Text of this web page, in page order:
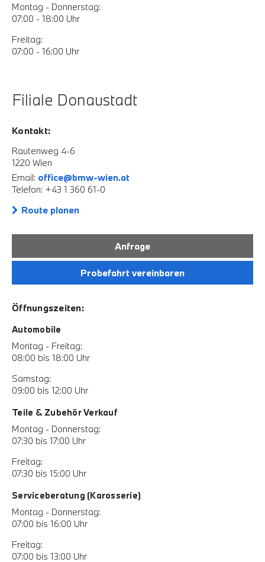
Montag - Donnerstag:
07:00 - 18:00 Uhr
Freitag:
07:00 - 16:00 Uhr
Filiale Donaustadt
Kontakt:
Rautenweg 4-6
1220 Wien
Email: office@bmw-wien.at
Telefon: +43 1 360 61-0
Route planen
Anfrage
Probefahrt vereinbaren
Öffnungszeiten:
Automobile
Montag - Freitag:
08:00 bis 18:00 Uhr
Samstag:
09:00 bis 12:00 Uhr
Teile & Zubehör Verkauf
Montag - Donnerstag:
07:30 bis 17:00 Uhr
Freitag:
07:30 bis 15:00 Uhr
Serviceberatung (Karosserie)
Montag - Donnerstag:
07:00 bis 16:00 Uhr
Freitag:
07:00 bis 13:00 Uhr